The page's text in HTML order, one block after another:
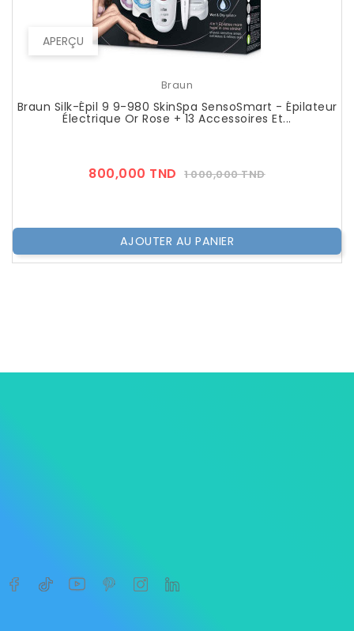
APERÇU
Braun
Braun Silk-Épil 9 9-980 SkinSpa SensoSmart - Épilateur
Électrique Or Rose + 13 Accessoires Et...
800,000 TND Prix
1 000,000 TNDPrix
AJOUTER AU PANIER